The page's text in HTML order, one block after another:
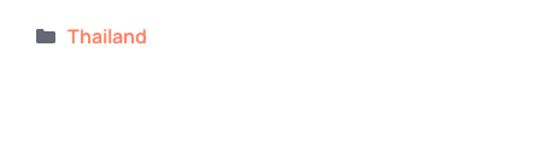
Kategorien
Thailand